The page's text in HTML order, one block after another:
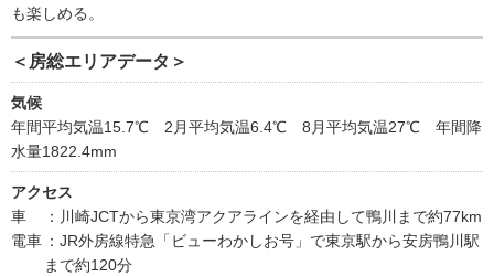
も楽しめる。
＜房総エリアデータ＞
気候
年間平均気温15.7℃ 2月平均気温6.4℃ 8月平均気温27℃ 年間降
水量1822.4mm
アクセス
車
：川崎JCTから東京湾アクアラインを経由して鴨川まで約77km
電車 ：JR外房線特急「ビューわかしお号」で東京駅から安房鴨川駅
まで約120分